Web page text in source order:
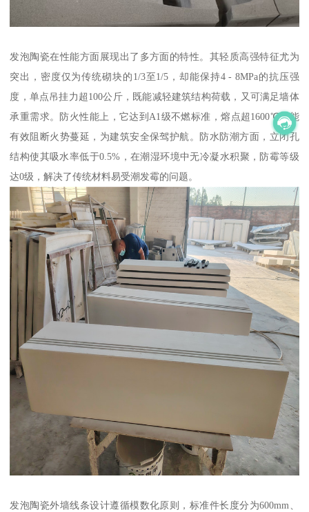
发泡陶瓷在性能方面展现出了多方面的特性。其轻质高强特征尤为
突出，密度仅为传统砌块的1/3至1/5，却能保持4 - 8MPa的抗压强
度，单点吊挂力超100公斤，既能减轻建筑结构荷载，又可满足墙体
承重需求。防火性能上，它达到A1级不燃标准，熔点超1600℃，能
有效阻断火势蔓延，为建筑安全保驾护航。防水防潮方面，立闭孔
结构使其吸水率低于0.5%，在潮湿环境中无冷凝水积聚，防霉等级
达0级，解决了传统材料易受潮发霉的问题。
发泡陶瓷外墙线条设计遵循模数化原则，标准件长度分为600mm、